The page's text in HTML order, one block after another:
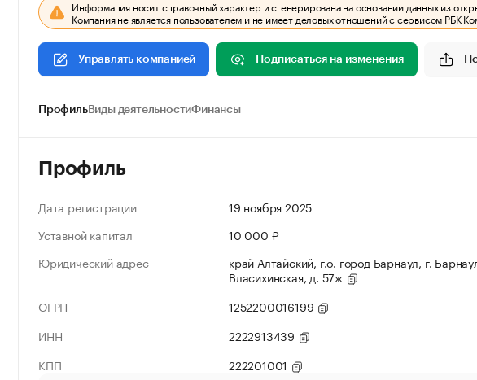
Информация носит справочный характер и сгенерирована на основании данных из
Компания не является пользователем и не имеет деловых отношений с сервисом РБК
Управлять компанией Подписаться на изменения
ПрофильВиды деятельностиФинансы
Профиль
Дата регистрации
19 ноября 2025
Уставной капитал
10 000 ₽
Юридический адрес
край Алтайский, г.о. город Барнаул, г.
Власихинская, д. 57ж
ОГРН
1252200016199
ИНН
2222913439
КПП
222201001